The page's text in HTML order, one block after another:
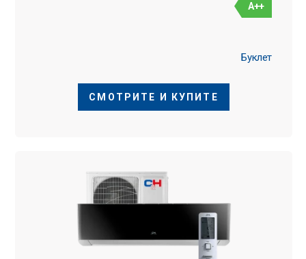
A++
Буклет
СМОТРИТЕ И КУПИТЕ